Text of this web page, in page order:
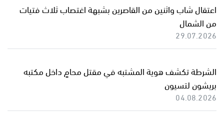
اعتقال شاب واثنين من القاصرين بشبهة اغتصاب ثلاث فتيات
من الشمال
29.07.2026
الشرطة تكشف هوية المشتبه في مقتل محامٍ داخل مكتبه
بريشون لتسيون
04.08.2026